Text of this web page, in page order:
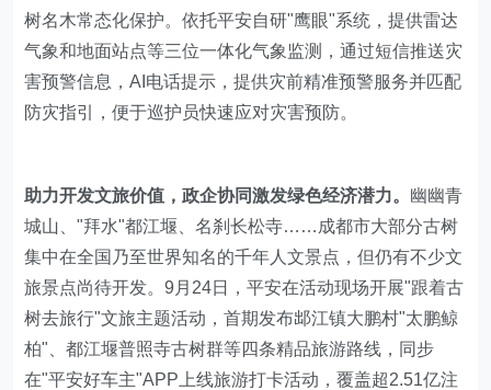
树名木常态化保护。依托平安自研"鹰眼"系统，提供雷达
气象和地面站点等三位一体化气象监测，通过短信推送灾
害预警信息，AI电话提示，提供灾前精准预警服务并匹配
防灾指引，便于巡护员快速应对灾害预防。
助力开发文旅价值，政企协同激发绿色经济潜力。 幽幽青
城山、"拜水"都江堰、名刹长松寺……成都市大部分古树
集中在全国乃至世界知名的千年人文景点，但仍有不少文
旅景点尚待开发。9月24日，平安在活动现场开展"跟着古
树去旅行"文旅主题活动，首期发布䢺江镇大鹏村"太鹏鲸
柏"、都江堰普照寺古树群等四条精品旅游路线，同步
在"平安好车主"APP上线旅游打卡活动，覆盖超2.51亿注